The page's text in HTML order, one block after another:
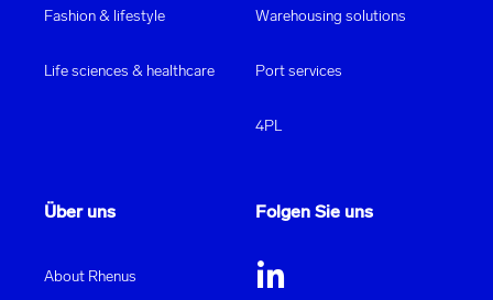
Fashion & lifestyle
Life sciences & healthcare
Warehousing solutions
Port services
4PL
Über uns
About Rhenus
Folgen Sie uns